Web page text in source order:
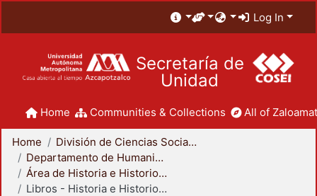
Log In
Secretaría de
Unidad
Home Communities & Collections All of
Home
División de Ciencias Sociales y Humanidades
Departamento de Humanidades
Área de Historia e Historiografía
Libros - Historia e Historiografía